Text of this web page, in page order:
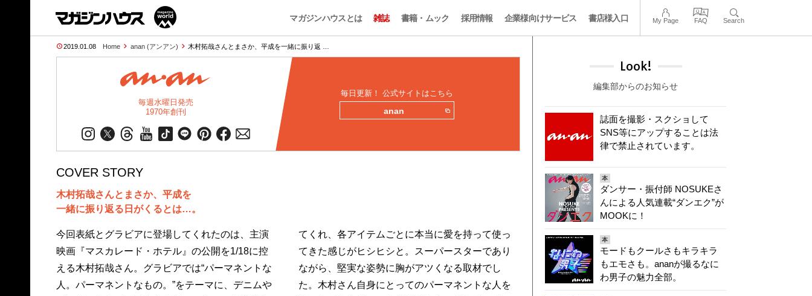
マガジンハウスとは 雑誌 書籍・ムック 採用情報 企業様向けサービス 書店様入口 My Page FAQ Search
2019.01.08 Home anan (アンアン) 木村拓哉さんとまさか、平成を一緒に振り返 …
毎週水曜日発売
1970年創刊
毎日更新！ 公式サイトはこちら
anan
COVER STORY
木村拓哉さんとまさか、平成を
一緒に振り返る日がくるとは…。
今回表紙とグラビアに登場してくれたのは、主演
映画『マスカレード・ホテル』の公開を1/18に控
える木村拓哉さん。グラビアでは“パーマネントな
人。パーマネントなもの。”をテーマに、デニムや
てくれ、各アイテムごとに本当に愛を持って使っ
てきた感じがヒシヒシと。スーパースターであり
ながら、堅実な姿勢に胸がアツくなる取材でし
た。木村さん自身にとってのパーマネントな人を
Look!
編集部からのお知らせ
誌面を撮影・スクショして
SNS等にアップすることは法
律で禁止されています。
本
ダンサー・振付師 NOSUKEさ
んによる人気連載“ダンエク”が
MOOKに！
本
モードもクールさもキラキラ
もエモさも。ananが撮るなに
わ男子の魅力全部。